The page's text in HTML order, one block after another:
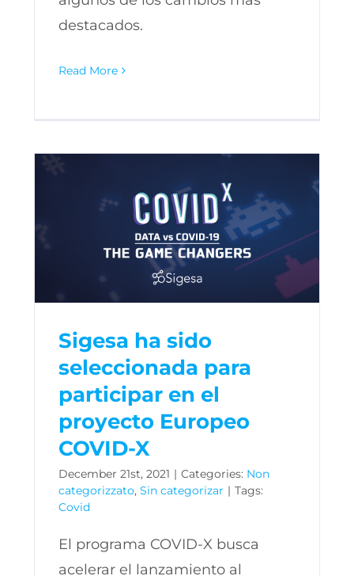
destacados.
Read More
Sigesa ha sido
seleccionada para
participar en el
proyecto Europeo
COVID-X
December 21st, 2021 | Categories: Non
categorizzato, Sin categorizar | Tags:
Covid
El programa COVID-X busca
acelerar el lanzamiento al